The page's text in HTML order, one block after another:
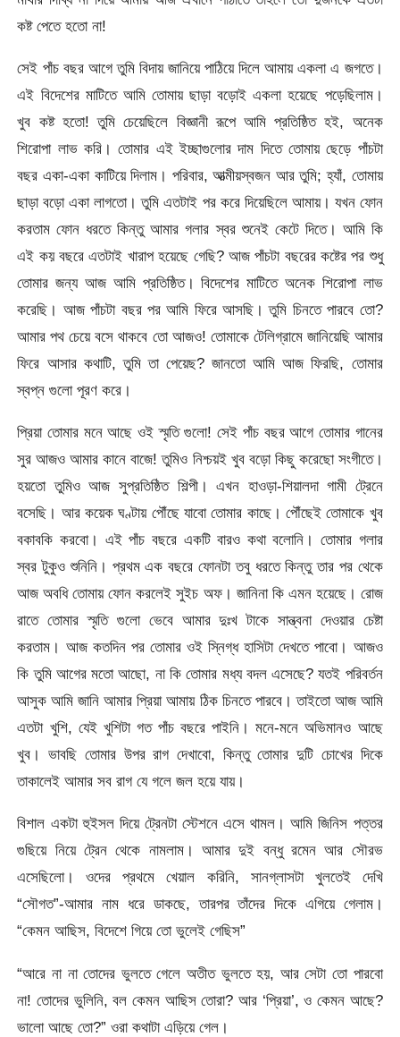
কষ্ট পেতে হতো না!
সেই পাঁচ বছর আগে তুমি বিদায় জানিয়ে পাঠিয়ে দিলে আমায় একলা এ জগতে।
এই বিদেশের মাটিতে আমি তোমায় ছাড়া বড়োই একলা হয়েছে পড়েছিলাম।
খুব কষ্ট হতো! তুমি চেয়েছিলে বিজ্ঞানী রূপে আমি প্রতিষ্ঠিত হই, অনেক
শিরোপা লাভ করি। তোমার এই ইচ্ছাগুলোর দাম দিতে তোমায় ছেড়ে পাঁচটা
বছর একা-একা কাটিয়ে দিলাম। পরিবার, আত্মীয়স্বজন আর তুমি; হ্যাঁ, তোমায়
ছাড়া বড়ো একা লাগতো। তুমি এতটাই পর করে দিয়েছিলে আমায়। যখন ফোন
করতাম ফোন ধরতে কিন্তু আমার গলার স্বর শুনেই কেটে দিতে। আমি কি
এই কয় বছরে এতটাই খারাপ হয়েছে গেছি? আজ পাঁচটা বছরের কষ্টের পর শুধু
তোমার জন্য আজ আমি প্রতিষ্ঠিত। বিদেশের মাটিতে অনেক শিরোপা লাভ
করেছি। আজ পাঁচটা বছর পর আমি ফিরে আসছি। তুমি চিনতে পারবে তো?
আমার পথ চেয়ে বসে থাকবে তো আজও! তোমাকে টেলিগ্রামে জানিয়েছি আমার
ফিরে আসার কথাটি, তুমি তা পেয়েছ? জানতো আমি আজ ফিরছি, তোমার
স্বপ্ন গুলো পূরণ করে।
প্রিয়া তোমার মনে আছে ওই স্মৃতি গুলো! সেই পাঁচ বছর আগে তোমার গানের
সুর আজও আমার কানে বাজে! তুমিও নিশ্চয়ই খুব বড়ো কিছু করেছো সংগীতে।
হয়তো তুমিও আজ সুপ্রতিষ্ঠিত শিল্পী। এখন হাওড়া-শিয়ালদা গামী ট্রেনে
বসেছি। আর কয়েক ঘণ্টায় পৌঁছে যাবো তোমার কাছে। পৌঁছেই তোমাকে খুব
বকাবকি করবো। এই পাঁচ বছরে একটি বারও কথা বলোনি। তোমার গলার
স্বর টুকুও শুনিনি। প্রথম এক বছরে ফোনটা তবু ধরতে কিন্তু তার পর থেকে
আজ অবধি তোমায় ফোন করলেই সুইচ অফ। জানিনা কি এমন হয়েছে। রোজ
রাতে তোমার স্মৃতি গুলো ভেবে আমার দুঃখ টাকে সান্ত্বনা দেওয়ার চেষ্টা
করতাম। আজ কতদিন পর তোমার ওই স্নিগ্ধ হাসিটা দেখতে পাবো। আজও
কি তুমি আগের মতো আছো, না কি তোমার মধ্য বদল এসেছে? যতই পরিবর্তন
আসুক আমি জানি আমার প্রিয়া আমায় ঠিক চিনতে পারবে। তাইতো আজ আমি
এতটা খুশি, যেই খুশিটা গত পাঁচ বছরে পাইনি। মনে-মনে অভিমানও আছে
খুব। ভাবছি তোমার উপর রাগ দেখাবো, কিন্তু তোমার দুটি চোখের দিকে
তাকালেই আমার সব রাগ যে গলে জল হয়ে যায়।
বিশাল একটা হুইসল দিয়ে ট্রেনটা স্টেশনে এসে থামল। আমি জিনিস পত্তর
গুছিয়ে নিয়ে ট্রেন থেকে নামলাম। আমার দুই বন্ধু রমেন আর সৌরভ
এসেছিলো। ওদের প্রথমে খেয়াল করিনি, সানগ্লাসটা খুলতেই দেখি
“সৌগত”-আমার নাম ধরে ডাকছে, তারপর তাঁদের দিকে এগিয়ে গেলাম।
“কেমন আছিস, বিদেশে গিয়ে তো ভুলেই গেছিস”
“আরে না না তোদের ভুলতে গেলে অতীত ভুলতে হয়, আর সেটা তো পারবো
না! তোদের ভুলিনি, বল কেমন আছিস তোরা? আর ‘প্রিয়া’, ও কেমন আছে?
ভালো আছে তো?” ওরা কথাটা এড়িয়ে গেল।